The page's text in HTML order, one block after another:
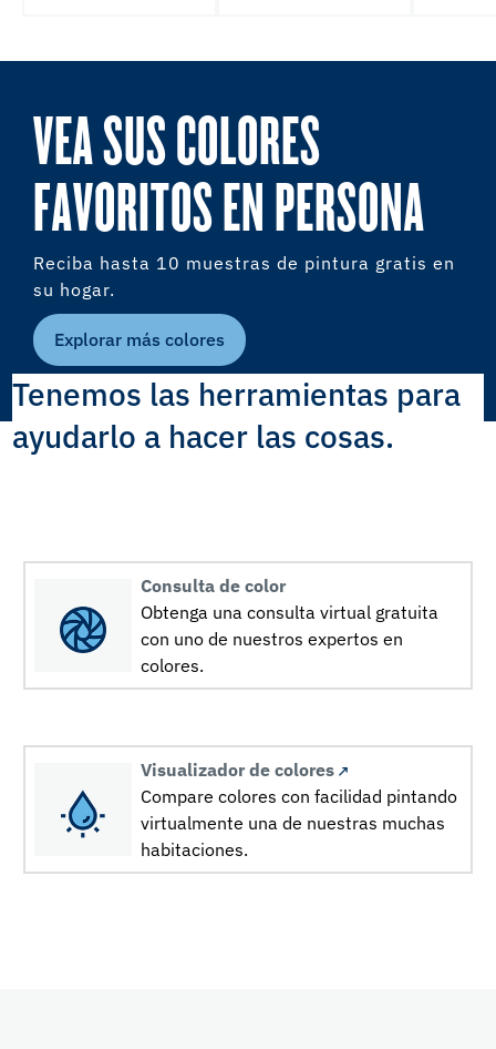
VEA SUS COLORES
FAVORITOS EN PERSONA
Reciba hasta 10 muestras de pintura gratis en
su hogar.
Explorar más colores
Tenemos las herramientas para
ayudarlo a hacer las cosas.
Consulta de color
Obtenga una consulta virtual gratuita
con uno de nuestros expertos en
colores.
Visualizador de colores
Compare colores con facilidad pintando
virtualmente una de nuestras muchas
habitaciones.